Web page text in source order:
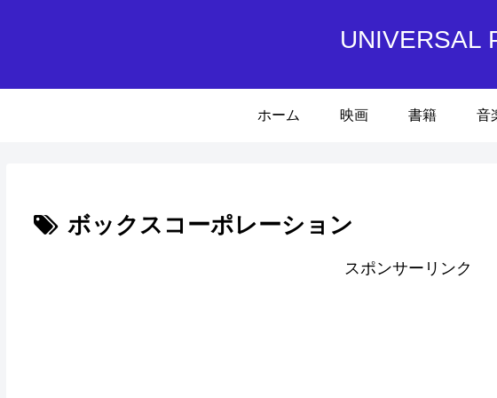
UNIVERSAL
ホーム 映画 書籍 音
ボックスコーポレーション
スポンサーリンク